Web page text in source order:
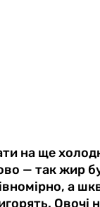
на ще
— так жир
а
Овочі